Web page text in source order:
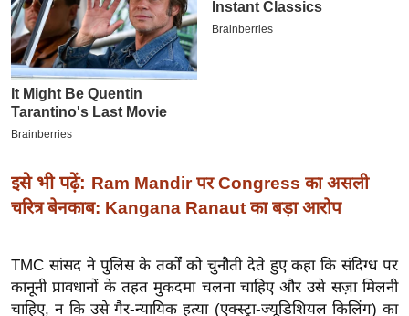
र
मि
सा
ल
बे
सा
ल
ख्सि
य
त
इसे भी पढ़ें: Ram Mandir पर Congress का असली
चरित्र बेनकाब: Kangana Ranaut का बड़ा आरोप
TMC सांसद ने पुलिस के तर्कों को चुनौती देते हुए कहा कि संदिग्ध पर
कानूनी प्रावधानों के तहत मुकदमा चलना चाहिए और उसे सज़ा मिलनी
चाहिए, न कि उसे गैर-न्यायिक हत्या (एक्स्ट्रा-ज्यूडिशियल किलिंग) का